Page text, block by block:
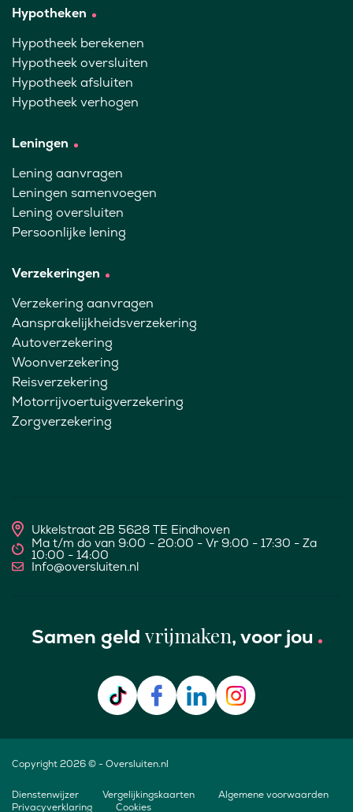
Hypotheken
Hypotheek berekenen
Hypotheek oversluiten
Hypotheek afsluiten
Hypotheek verhogen
Leningen
Lening aanvragen
Leningen samenvoegen
Lening oversluiten
Persoonlijke lening
Verzekeringen
Verzekering aanvragen
Aansprakelijkheidsverzekering
Autoverzekering
Woonverzekering
Reisverzekering
Motorrijvoertuigverzekering
Zorgverzekering
Ukkelstraat 2B 5628 TE Eindhoven
Ma t/m do van 9:00 - 20:00 - Vr 9:00 - 17:30 - Za
10:00 - 14:00
Info@oversluiten.nl
Samen geld vrijmaken, voor jou
Copyright 2026 © - Oversluiten.nl
Dienstenwijzer Vergelijkingskaarten
Algemene voorwaarden
Privacyverklaring
Cookies